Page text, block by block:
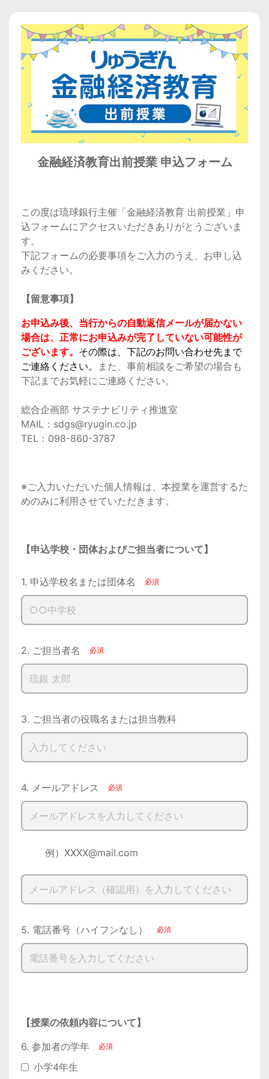
金融経済教育出前授業 申込フォーム
この度は琉球銀行主催「金融経済教育 出前授業」申
込フォームにアクセスいただきありがとうございま
す。
下記フォームの必要事項をご入力のうえ、お申し込
みください。
【留意事項】
お申込み後、当行からの自動返信メールが届かない
場合は、正常にお申込みが完了していない可能性が
ございます。 その際は、下記のお問い合わせ先まで
ご連絡ください。
また、事前相談をご希望の場合も
下記までお気軽にご連絡ください。
総合企画部 サステナビリティ推進室
MAIL：sdgs@ryugin.co.jp
TEL：098-860-3787
※ご入力いただいた個人情報は、本授業を運営するた
めのみに利用させていただきます。
【申込学校・団体およびご担当者について】
1. 申込学校名または団体名
2. ご担当者名
3. ご担当者の役職名または担当教科
4. メールアドレス
5. 電話番号（ハイフンなし）
【授業の依頼内容について】
6. 参加者の学年
小学4年生